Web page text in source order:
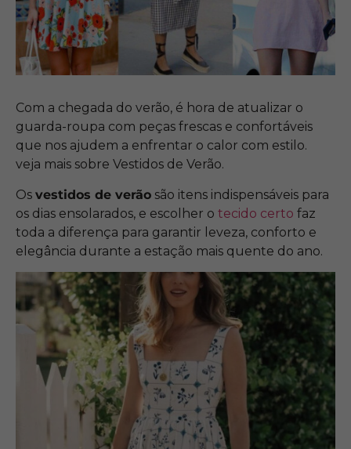
Com a chegada do verão, é hora de atualizar o
guarda-roupa com peças frescas e confortáveis
que nos ajudem a enfrentar o calor com estilo.
veja mais sobre Vestidos de Verão.
Os vestidos de verão são itens indispensáveis para
os dias ensolarados, e escolher o tecido certo faz
toda a diferença para garantir leveza, conforto e
elegância durante a estação mais quente do ano.